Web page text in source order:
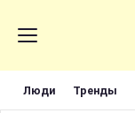
Люди Тренды